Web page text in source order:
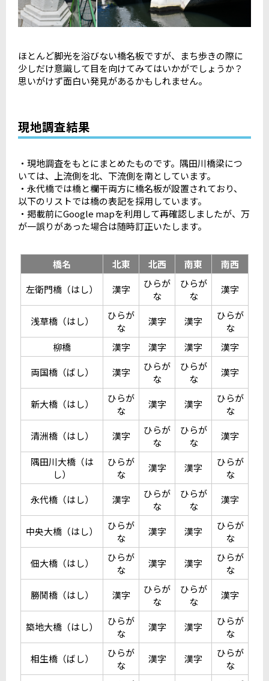
ほとんど脚光を浴びない橋名板ですが、まち歩きの際に
少しだけ意識して目を向けてみてはいかがでしょうか？
思いがけず面白い発見があるかもしれません。
現地調査結果
・現地調査をもとにまとめたものです。隅田川橋梁につ
いては、上流側を北、下流側を南としています。
・永代橋では橋と欄干両方に橋名板が設置されており、
以下のリストでは橋の表記を採用しています。
・掲載前にGoogle mapを利用して再確認しましたが、万
が一誤りがあった場合は随時訂正いたします。
橋名 北東 北西 南東
南西
左衛門橋（はし）
漢字
ひらが
な
ひらが
な
漢字
浅草橋（はし）
ひらが
な
漢字 漢字
ひらが
な
柳橋
漢字 漢字 漢字
漢字
両国橋（ばし）
漢字
ひらが
な
ひらが
な
漢字
新大橋（はし）
ひらが
な
漢字 漢字
ひらが
な
清洲橋（はし）
漢字
ひらが
な
ひらが
な
漢字
隅田川大橋（は
し）
ひらが
な
漢字 漢字
ひらが
な
永代橋（はし）
漢字
ひらが
な
ひらが
な
漢字
中央大橋（はし）
ひらが
な
漢字 漢字
ひらが
な
佃大橋（はし）
ひらが
な
漢字 漢字
ひらが
な
勝鬨橋（はし）
漢字
ひらが
な
ひらが
な
漢字
築地大橋（はし）
ひらが
な
漢字 漢字
ひらが
な
相生橋（ばし）
ひらが
な
漢字 漢字
ひらが
な